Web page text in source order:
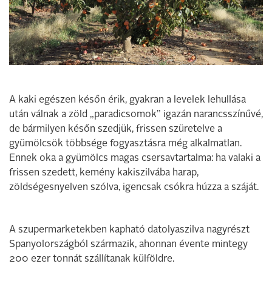
A kaki egészen későn érik, gyakran a levelek lehullása
után válnak a zöld „paradicsomok” igazán narancsszínűvé,
de bármilyen későn szedjük, frissen szüretelve a
gyümölcsök többsége fogyasztásra még alkalmatlan.
Ennek oka a gyümölcs magas csersavtartalma: ha valaki a
frissen szedett, kemény kakiszilvába harap,
zöldségesnyelven szólva, igencsak csókra húzza a száját.
A szupermarketekben kapható datolyaszilva nagyrészt
Spanyolországból származik, ahonnan évente mintegy
200 ezer tonnát szállítanak külföldre.